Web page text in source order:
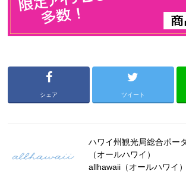
シェア ツイート
ハワイ州観光局総合ポー
（オールハワイ）
allhawaii（オールハワイ